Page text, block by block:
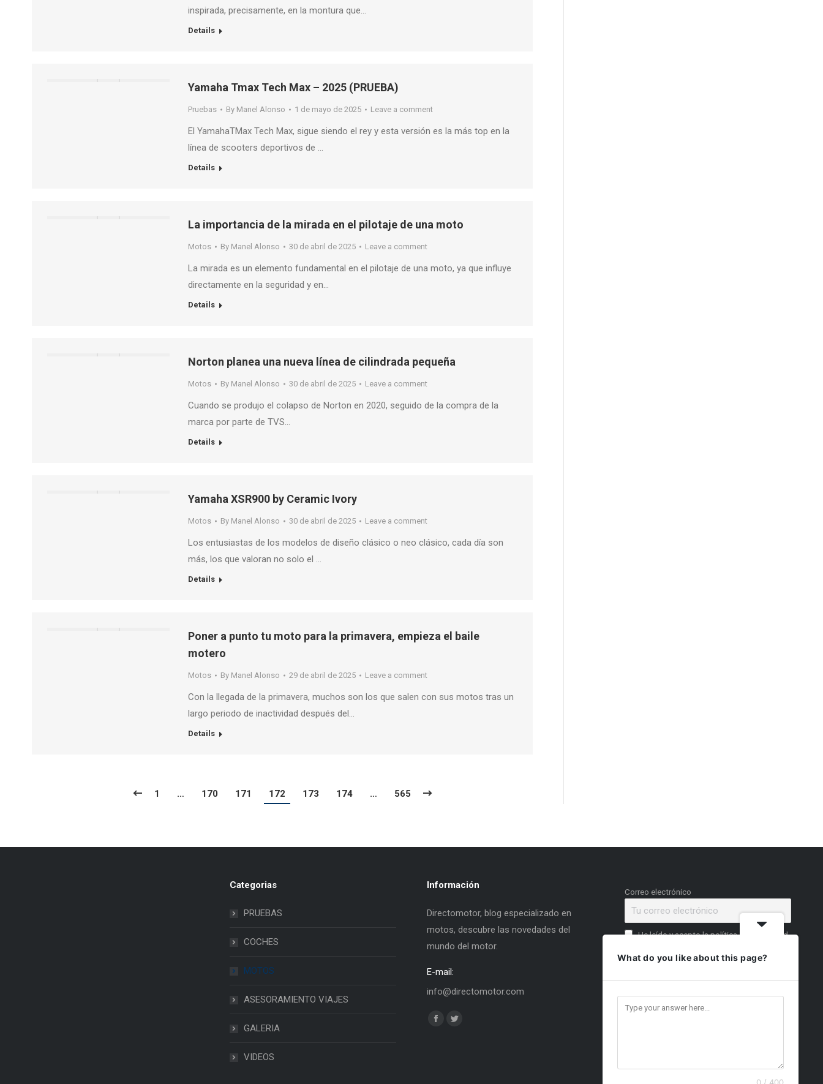
inspirada, precisamente, en la montura que…
Details
Yamaha Tmax Tech Max – 2025 (PRUEBA)
Pruebas By Manel Alonso 1 de mayo de 2025 Leave a comment
El YamahaTMax Tech Max, sigue siendo el rey y esta versión es la más top en la
línea de scooters deportivos de …
Details
La importancia de la mirada en el pilotaje de una moto
Motos By Manel Alonso 30 de abril de 2025 Leave a comment
La mirada es un elemento fundamental en el pilotaje de una moto, ya que influye
directamente en la seguridad y en…
Details
Norton planea una nueva línea de cilindrada pequeña
Motos By Manel Alonso 30 de abril de 2025 Leave a comment
Cuando se produjo el colapso de Norton en 2020, seguido de la compra de la
marca por parte de TVS…
Details
Yamaha XSR900 by Ceramic Ivory
Motos By Manel Alonso 30 de abril de 2025 Leave a comment
Los entusiastas de los modelos de diseño clásico o neo clásico, cada día son
más, los que valoran no solo el …
Details
Poner a punto tu moto para la primavera, empieza el baile
motero
Motos By Manel Alonso 29 de abril de 2025 Leave a comment
Con la llegada de la primavera, muchos son los que salen con sus motos tras un
largo periodo de inactividad después del…
Details
1 … 170 171 172 173 174 … 565
Categorias
PRUEBAS
COCHES
MOTOS
ASESORAMIENTO VIAJES
GALERIA
VIDEOS
Información
Directomotor, blog especializado en
motos, descubre las novedades del
mundo del motor.
E-mail:
info@directomotor.com
Find us on:
Facebook
Twitter
Correo electrónico
He leído y acepto la política de privacidad
What do you like about this page?